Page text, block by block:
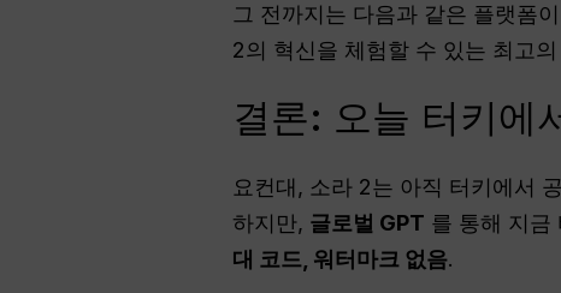
그 전까지는 다음과 같은 플랫폼
2의 혁신을 체험할 수 있는 최고
결론: 오늘 터키에
요컨대, 소라 2는 아직 터키에서
하지만, 글로벌 GPT 를 통해 지금
대 코드, 워터마크 없음.